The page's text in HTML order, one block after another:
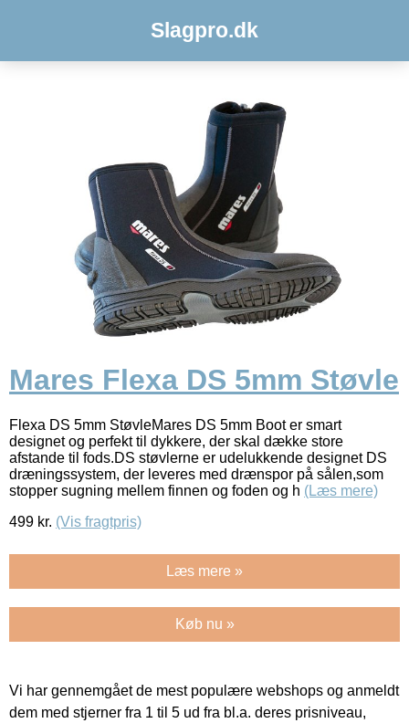
Slagpro.dk
Mares Flexa DS 5mm Støvle
Flexa DS 5mm StøvleMares DS 5mm Boot er smart
designet og perfekt til dykkere, der skal dække store
afstande til fods.DS støvlerne er udelukkende designet DS
dræningssystem, der leveres med drænspor på sålen,som
stopper sugning mellem finnen og foden og h (Læs mere)
499 kr. (Vis fragtpris)
Læs mere »
Køb nu »
Vi har gennemgået de mest populære webshops og anmeldt
dem med stjerner fra 1 til 5 ud fra bl.a. deres prisniveau,